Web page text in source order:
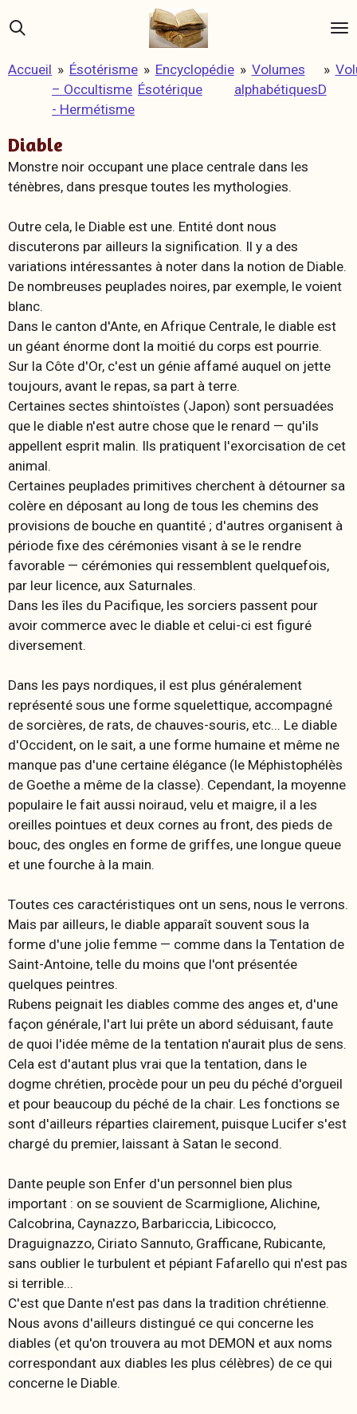
Passer
au
principal
Accueil » Ésotérisme
– Occultisme
- Hermétisme
» Encyclopédie
Ésotérique
» Volumes
alphabétiques
»
D
Diable
Monstre noir occupant une place centrale dans les
ténèbres, dans presque toutes les mythologies.
Outre cela, le Diable est une. Entité dont nous
discuterons par ailleurs la signification. Il y a des
variations intéressantes à noter dans la notion de Diable.
De nombreuses peuplades noires, par exemple, le voient
blanc.
Dans le canton d'Ante, en Afrique Centrale, le diable est
un géant énorme dont la moitié du corps est pourrie.
Sur la Côte d'Or, c'est un génie affamé auquel on jette
toujours, avant le repas, sa part à terre.
Certaines sectes shintoïstes (Japon) sont persuadées
que le diable n'est autre chose que le renard — qu'ils
appellent esprit malin. Ils pratiquent l'exorcisation de cet
animal.
Certaines peuplades primitives cherchent à détourner sa
colère en déposant au long de tous les chemins des
provisions de bouche en quantité ; d'autres organisent à
période fixe des cérémonies visant à se le rendre
favorable — cérémonies qui ressemblent quelquefois,
par leur licence, aux Saturnales.
Dans les îles du Pacifique, les sorciers passent pour
avoir commerce avec le diable et celui-ci est figuré
diversement.
Dans les pays nordiques, il est plus généralement
représenté sous une forme squelettique, accompagné
de sorcières, de rats, de chauves-souris, etc... Le diable
d'Occident, on le sait, a une forme humaine et même ne
manque pas d'une certaine élégance (le Méphistophélès
de Goethe a même de la classe). Cependant, la moyenne
populaire le fait aussi noiraud, velu et maigre, il a les
oreilles pointues et deux cornes au front, des pieds de
bouc, des ongles en forme de griffes, une longue queue
et une fourche à la main.
Toutes ces caractéristiques ont un sens, nous le verrons.
Mais par ailleurs, le diable apparaît souvent sous la
forme d'une jolie femme — comme dans la Tentation de
Saint-Antoine, telle du moins que l'ont présentée
quelques peintres.
Rubens peignait les diables comme des anges et, d'une
façon générale, l'art lui prête un abord séduisant, faute
de quoi l'idée même de la tentation n'aurait plus de sens.
Cela est d'autant plus vrai que la tentation, dans le
dogme chrétien, procède pour un peu du péché d'orgueil
et pour beaucoup du péché de la chair. Les fonctions se
sont d'ailleurs réparties clairement, puisque Lucifer s'est
chargé du premier, laissant à Satan le second.
Dante peuple son Enfer d'un personnel bien plus
important : on se souvient de Scarmiglione, Alichine,
Calcobrina, Caynazzo, Barbariccia, Libicocco,
Draguignazzo, Ciriato Sannuto, Grafficane, Rubicante,
sans oublier le turbulent et pépiant Fafarello qui n'est pas
si terrible...
C'est que Dante n'est pas dans la tradition chrétienne.
Nous avons d'ailleurs distingué ce qui concerne les
diables (et qu'on trouvera au mot DEMON et aux noms
correspondant aux diables les plus célèbres) de ce qui
concerne le Diable.